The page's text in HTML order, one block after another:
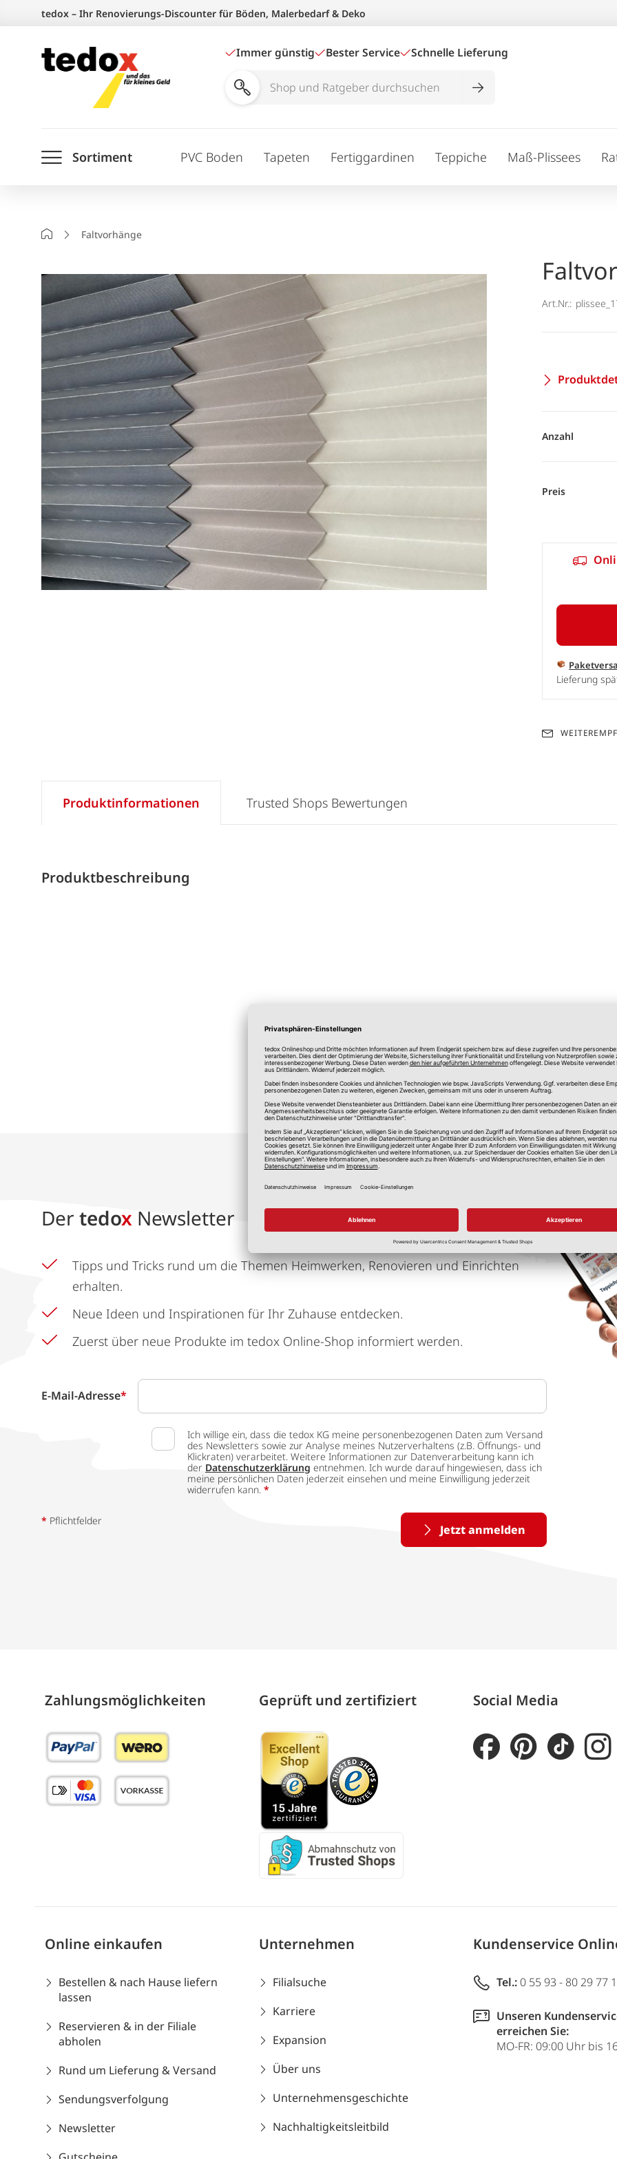
springen
tedox – Ihr Renovierungs-Discounter für Böden, Malerbedarf & Deko
Immer günstig Bester Service Schnelle Lieferung
Shop
durchsuchen
Sortiment PVC Boden Tapeten Fertiggardinen Teppiche Maß-Plissees
StartseiteFaltvorhänge
Art.Nr.:
Anzahl
Preis
Lieferung
Produktinformationen
Produktbeschreibung
Trusted Shops Bewertungen
*Alle Preise in Euro, inkl. gesetzlicher Mehrwertsteuer, zzgl.
Der tedox Newsletter
Tipps und Tricks rund um die Themen Heimwerken, Renovieren und Einrichten
erhalten.
Neue Ideen und Inspirationen für Ihr Zuhause entdecken.
Zuerst über neue Produkte im tedox Online-Shop informiert werden.
E-Mail-Adresse*
Ich willige ein, dass die tedox KG meine personenbezogenen Daten zum Versand
des Newsletters sowie zur Analyse meines Nutzerverhaltens (z.B. Öffnungs- und
Klickraten) verarbeitet. Weitere Informationen zur Datenverarbeitung kann ich
der Datenschutzerklärung entnehmen. Ich wurde darauf hingewiesen, dass ich
meine persönlichen Daten jederzeit einsehen und meine Einwilligung jederzeit
widerrufen kann. *
Jetzt anmelden
* Pflichtfelder
Zahlungs­möglich­keiten Geprüft und zertifiziert Social Media
Online einkaufen
Bestellen & nach Hause liefern
lassen
Reservieren & in der Filiale
abholen
Rund um Lieferung & Versand
Sendungsverfolgung
Newsletter
Unternehmen
Filialsuche
Karriere
Expansion
Über uns
Unternehmensgeschichte
Nachhaltigkeitsleitbild
Kundenservice
Tel.: 0 55 93 - 80 29 77
Unseren
erreichen Sie:
MO-FR: 09:00 Uhr bis